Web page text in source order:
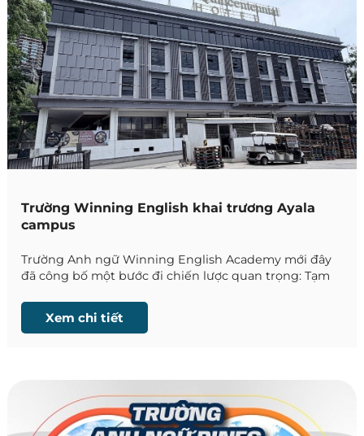
Trường Winning English khai trương Ayala
campus
Trường Anh ngữ Winning English Academy mới đây
đã công bố một bước đi chiến lược quan trọng: Tạm
mới Ayala campus từ 1/10/2026.
Xem chi tiết